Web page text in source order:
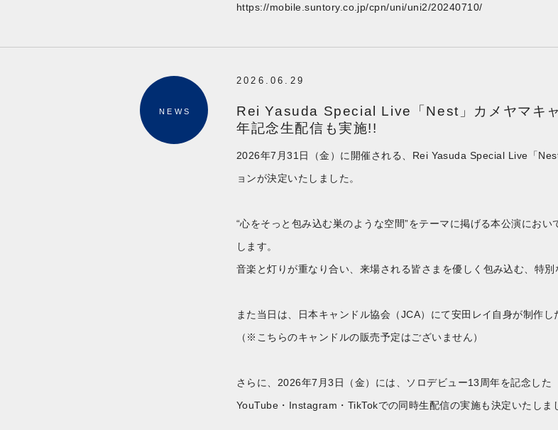
https://mobile.suntory.co.jp/cpn/uni/uni2/20240710/
NEWS
2026.06.29
Rei Yasuda Special Live「Nest」カメヤマキ
年記念生配信も実施!!
2026年7月31日（金）に開催される、Rei Yasuda Special Live「
ョンが決定いたしました。
“心をそっと包み込む巣のような空間”をテーマに掲げる本公演にお
します。
音楽と灯りが重なり合い、来場される皆さまを優しく包み込む、特別
また当日は、日本キャンドル協会（JCA）にて安田レイ自身が制作
（※こちらのキャンドルの販売予定はございません）
さらに、2026年7月3日（金）には、ソロデビュー13周年を記念した
YouTube・Instagram・TikTokでの同時生配信の実施も決定いたしま